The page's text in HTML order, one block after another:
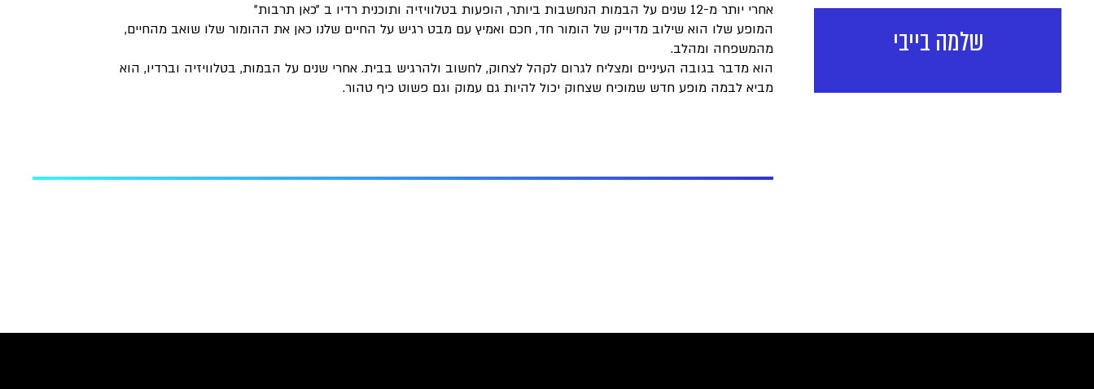
שלמה בייבי
אחרי יותר מ-12 שנים על הבמות הנחשבות ביותר, הופעות בטלוויזיה ותוכנית רדיו ב ״כאן תרבות״
המופע שלו הוא שילוב מדוייק של הומור חד, חכם ואמיץ עם מבט רגיש על החיים שלנו כאן את ההומור שלו שואב מהחיים,
מהמשפחה ומהלב.
הוא מדבר בגובה העיניים ומצליח לגרום לקהל לצחוק, לחשוב ולהרגיש בבית. אחרי שנים על הבמות, בטלוויזיה וברדיו, הוא
מביא לבמה מופע חדש שמוכיח שצחוק יכול להיות גם עמוק וגם פשוט כיף טהור.